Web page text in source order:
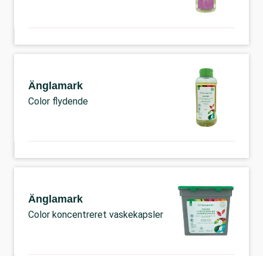
Änglamark
Color flydende
Änglamark
Color koncentreret vaskekapsler